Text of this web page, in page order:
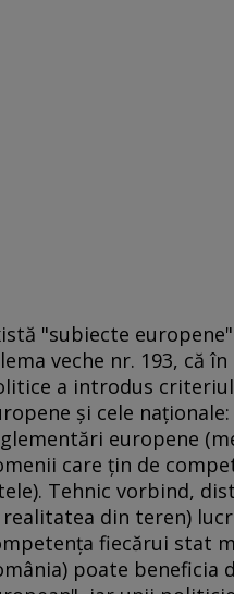
"subiecte
veche nr. 193, că
a introdus
şi cele
europene
care ţin de
Tehnic vorbind,
din teren)
fiecărui stat
poate beneficia